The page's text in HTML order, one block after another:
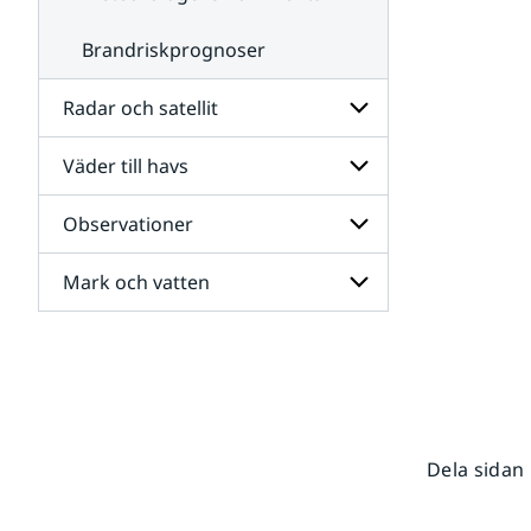
Brandriskprognoser
Radar och satellit
Undersidor
för
Radar
och
satellit
Väder till havs
Undersidor
för
Väder
till
havs
Observationer
Undersidor
för
Mark och vatten
Dela sidan